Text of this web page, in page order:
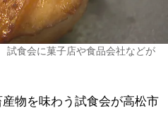
食会に菓子店や食品会社などが
物を味わう試食会が高松市